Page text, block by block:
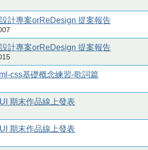
計專案orReDesign 提案報告
計專案orReDesign 提案報告
css基礎概念練習-歌詞篇
期末作品線上發表
期末作品線上發表